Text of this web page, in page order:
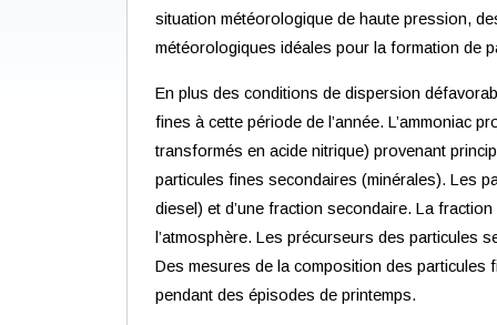
situation météorologique de haute pression,
météorologiques idéales pour la formation de
En plus des conditions de dispersion
fines à cette période de l’année. L’ammoniac
transformés en acide nitrique) provenant
particules fines secondaires (minérales). Les
diesel) et d’une fraction secondaire. La
l’atmosphère. Les précurseurs des particules
Des mesures de la composition des particules
pendant des épisodes de printemps.